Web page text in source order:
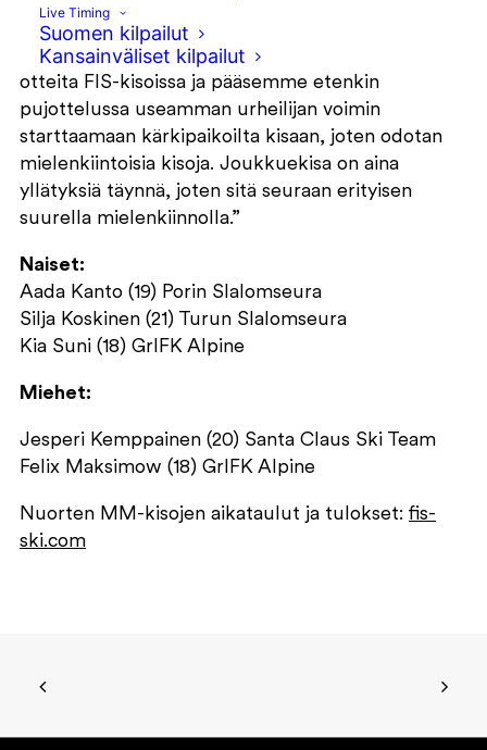
Live Timing
Suomen kilpailut
Kansainväliset kilpailut
”Meillä on nuori joukkue jopa nuorten MM-
kisoihin. Kärkiurheilijamme ovat näyttäneet teräviä
otteita FIS-kisoissa ja pääsemme etenkin
pujottelussa useamman urheilijan voimin
starttaamaan kärkipaikoilta kisaan, joten odotan
mielenkiintoisia kisoja. Joukkuekisa on aina
yllätyksiä täynnä, joten sitä seuraan erityisen
suurella mielenkiinnolla.”
Naiset:
Aada Kanto (19) Porin Slalomseura
Silja Koskinen (21) Turun Slalomseura
Kia Suni (18) GrIFK Alpine
Miehet:
Jesperi Kemppainen (20) Santa Claus Ski Team
Felix Maksimow (18) GrIFK Alpine
Nuorten MM-kisojen aikataulut ja tulokset: fis-
ski.com